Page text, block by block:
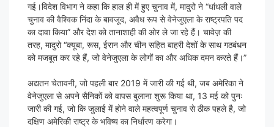
गई।विदेश विभाग ने कहा कि हाल ही में हुए चुनाव में, मादुरो ने “धांधली वाले
चुनाव की वैश्विक निंदा के बावजूद, अवैध रूप से वेनेजुएला के राष्ट्रपति पद
का दावा किया” और देश को तानाशाही की ओर ले जा रहे हैं। चावेज़ की
तरह, मादुरो “क्यूबा, ​​रूस, ईरान और चीन सहित बाहरी देशों के साथ गठबंधन
को मजबूत कर रहे हैं, जो वेनेजुएला के लोगों का और अधिक दमन करते हैं।”
अद्यतन चेतावनी, जो पहली बार 2019 में जारी की गई थी, जब अमेरिका ने
वेनेजुएला से अपने सैनिकों को वापस बुलाना शुरू किया था, 13 मई को पुनः
जारी की गई, जो कि जुलाई में होने वाले महत्वपूर्ण चुनाव से ठीक पहले है, जो
दक्षिण अमेरिकी राष्ट्र के भविष्य का निर्धारण करेगा।